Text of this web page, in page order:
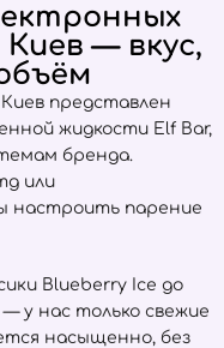
— вкус,
представлен
жидкости Elf Bar,
бренда.
или
настроить парение
Blueberry Ice до
— у нас только свежие
насыщенно, без